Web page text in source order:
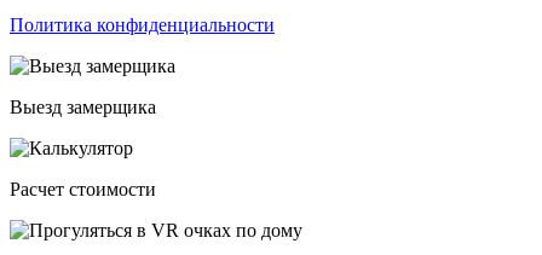
Политика конфиденциальности
Выезд замерщика
Расчет стоимости